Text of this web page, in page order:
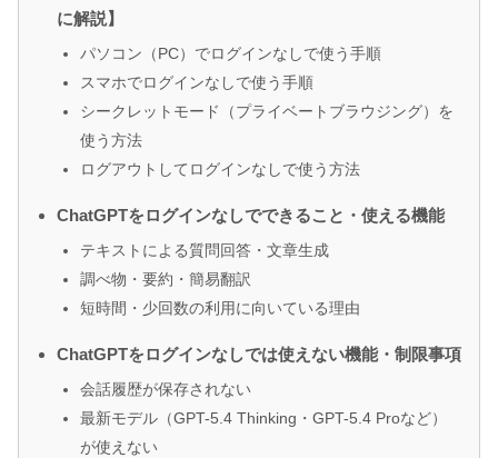
に解説】
パソコン（PC）でログインなしで使う手順
スマホでログインなしで使う手順
シークレットモード（プライベートブラウジング）を
使う方法
ログアウトしてログインなしで使う方法
ChatGPTをログインなしでできること・使える機能
テキストによる質問回答・文章生成
調べ物・要約・簡易翻訳
短時間・少回数の利用に向いている理由
ChatGPTをログインなしでは使えない機能・制限事項
会話履歴が保存されない
最新モデル（GPT-5.4 Thinking・GPT-5.4 Proなど）
が使えない